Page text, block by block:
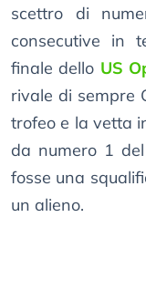
scettro di
consecutive in
finale dello US
rivale di sempre
trofeo e la vetta
da numero 1
fosse una
un alieno.